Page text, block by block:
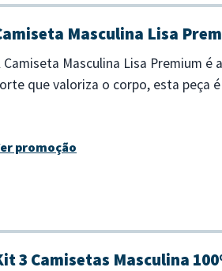
Masculina Lisa
Camiseta Masculina Lisa Premium
que valoriza o corpo, esta peça
promoção
3 Camisetas Masculina